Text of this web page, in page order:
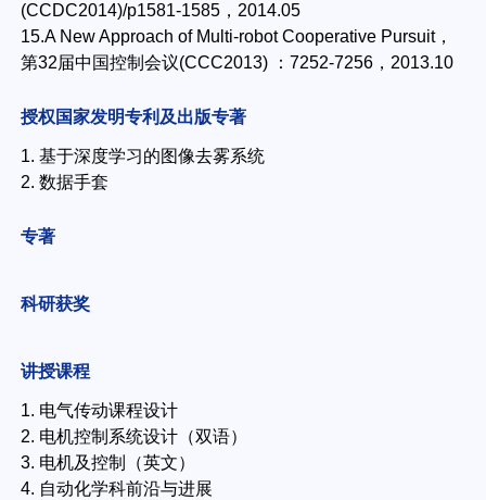
(CCDC2014)/p1581-1585，2014.05
15.A New Approach of Multi-robot Cooperative Pursuit，
第32届中国控制会议(CCC2013) ：7252-7256，2013.10
授权国家发明专利及出版专著
1. 基于深度学习的图像去雾系统
2. 数据手套
专著
科研获奖
讲授课程
1. 电气传动课程设计
2. 电机控制系统设计（双语）
3. 电机及控制（英文）
4. 自动化学科前沿与进展